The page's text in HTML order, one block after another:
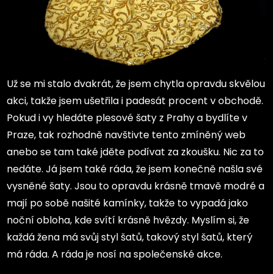
Už se mi stalo dvakrát, že jsem chytla opravdu skvělou
akci, takže jsem ušetřila i padesát procent v obchodě.
Pokud i vy hledáte plesové šaty z Prahy a bydlíte v
Praze, tak rozhodně navštivte tento zmíněný web
anebo se tam také jděte podívat za zkoušku. Nic za to
nedáte. Já jsem také ráda, že jsem konečně našla své
vysněné šaty. Jsou to opravdu krásně tmavě modré a
mají po sobě našité kamínky, takže to vypadá jako
noční obloha, kde svítí krásně hvězdy. Myslím si, že
každá žena má svůj styl šatů, takový styl šatů, který
má ráda. A ráda je nosí na společenské akce.